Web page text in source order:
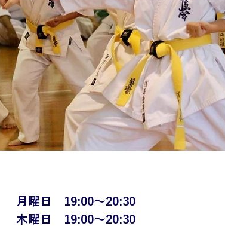
月曜日 19:00〜20:30
木曜日 19:00〜20:30